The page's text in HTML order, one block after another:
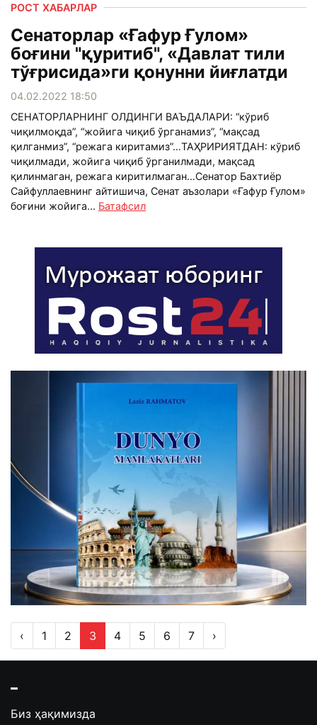
РОСТ ХАБАРЛАР
Сенаторлар «Ғафур Ғулом»
боғини "қуритиб", «Давлат тили
тўғрисида»ги қонунни йиғлатди
04.02.2022 18:50
СЕНАТОРЛАРНИНГ ОЛДИНГИ ВАЪДАЛАРИ: “кўриб
чиқилмоқда”, “жойига чиқиб ўрганамиз”, “мақсад
қилганмиз”, “режага киритамиз”…ТАҲРИРИЯТДАН: кўриб
чиқилмади, жойига чиқиб ўрганилмади, мақсад
қилинмаган, режага киритилмаган…Сенатор Бахтиёр
Сайфуллаевнинг айтишича, Сенат аъзолари «Ғафур Ғулом»
боғини жойига... Батафсил
‹ 1 2 3 4 5 6 7 ›
Биз ҳақимизда